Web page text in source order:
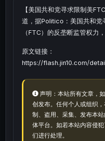
【美国共和党寻求限制美
道，据Politico：美国共和党
（FTC）的反垄断监管权力
原文链接：
https://flash.jin10.com/
声明：本站所有文章，
创发布。任何个人或组织
制、盗用、采集、发布本
体平台。如若本站内容侵
们进行处理。